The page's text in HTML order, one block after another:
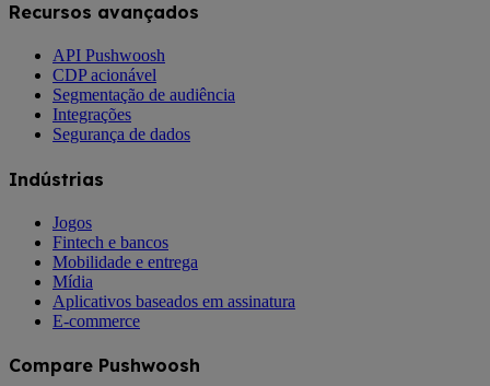
Recursos avançados
API Pushwoosh
CDP acionável
Segmentação de audiência
Integrações
Segurança de dados
Indústrias
Jogos
Fintech e bancos
Mobilidade e entrega
Mídia
Aplicativos baseados em assinatura
E-commerce
Compare Pushwoosh